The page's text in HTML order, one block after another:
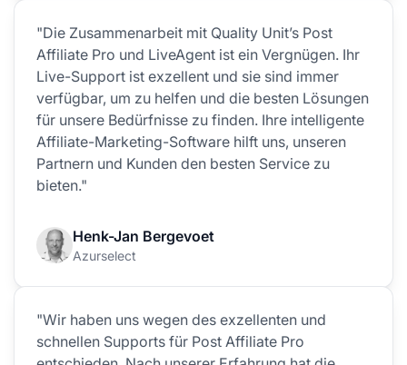
"Die Zusammenarbeit mit Quality Unit’s Post
Affiliate Pro und LiveAgent ist ein Vergnügen. Ihr
Live-Support ist exzellent und sie sind immer
verfügbar, um zu helfen und die besten Lösungen
für unsere Bedürfnisse zu finden. Ihre intelligente
Affiliate-Marketing-Software hilft uns, unseren
Partnern und Kunden den besten Service zu
bieten."
Henk-Jan Bergevoet
Azurselect
"Wir haben uns wegen des exzellenten und
schnellen Supports für Post Affiliate Pro